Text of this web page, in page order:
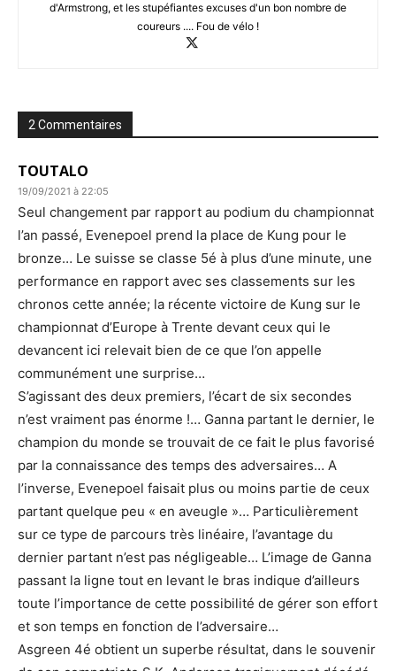
d'Armstrong, et les stupéfiantes excuses d'un bon nombre de
coureurs .... Fou de vélo !
2 Commentaires
TOUTALO
19/09/2021 à 22:05
Seul changement par rapport au podium du championnat
l’an passé, Evenepoel prend la place de Kung pour le
bronze… Le suisse se classe 5é à plus d’une minute, une
performance en rapport avec ses classements sur les
chronos cette année; la récente victoire de Kung sur le
championnat d’Europe à Trente devant ceux qui le
devancent ici relevait bien de ce que l’on appelle
communément une surprise…
S’agissant des deux premiers, l’écart de six secondes
n’est vraiment pas énorme !… Ganna partant le dernier, le
champion du monde se trouvait de ce fait le plus favorisé
par la connaissance des temps des adversaires… A
l’inverse, Evenepoel faisait plus ou moins partie de ceux
partant quelque peu « en aveugle »… Particulièrement
sur ce type de parcours très linéaire, l’avantage du
dernier partant n’est pas négligeable… L’image de Ganna
passant la ligne tout en levant le bras indique d’ailleurs
toute l’importance de cette possibilité de gérer son effort
et son temps en fonction de l’adversaire…
Asgreen 4é obtient un superbe résultat, dans le souvenir